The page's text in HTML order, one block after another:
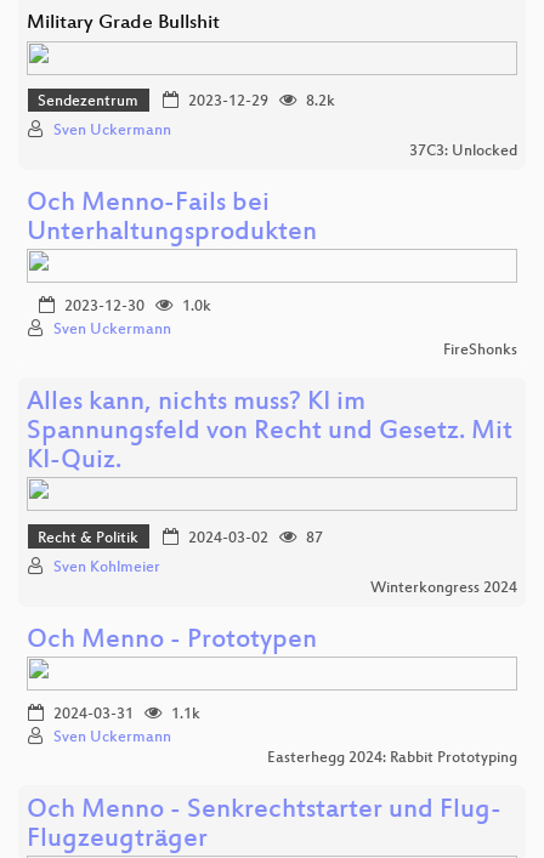
Military Grade Bullshit
Sendezentrum 2023-12-29
8.2k
Sven Uckermann
37C3: Unlocked
Och Menno-Fails bei
Unterhaltungsprodukten
2023-12-30
1.0k
Sven Uckermann
FireShonks
Alles kann, nichts muss? KI im
Spannungsfeld von Recht und Gesetz. Mit
KI-Quiz.
Recht & Politik 2024-03-02
87
Sven Kohlmeier
Winterkongress 2024
Och Menno - Prototypen
2024-03-31
1.1k
Sven Uckermann
Easterhegg 2024: Rabbit Prototyping
Och Menno - Senkrechtstarter und Flug-
Flugzeugträger